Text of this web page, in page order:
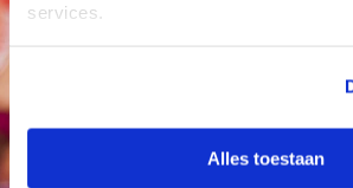
services.
Alles toestaan
Schrijf je in voor de